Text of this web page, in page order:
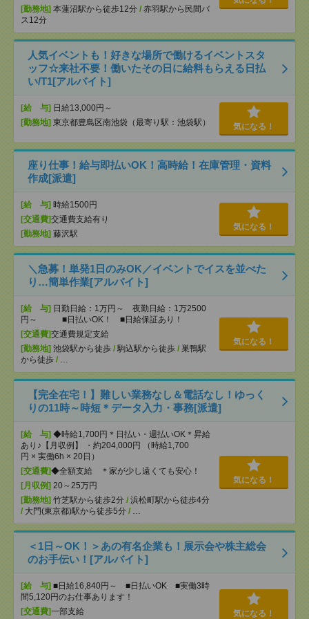
[勤務地] 本蓮沼駅から徒歩12分 / 赤羽駅から民間バ
ス12分
人気イベントも！好きな場所で働けるイベントスタ
ッフ☆来社不要！働いたその日に給料もらえる日払
い/T1[アルバイト]
[給 与] 日給13,000円～
[勤務地] 東京都豊島区南池袋（最寄り駅：池袋駅） 気になる！
座り仕事！給与即払いOK！高時給！在庫管理・資料
作成[派遣]
[給 与] 時給1500円
[交通費]交通費支給有り
[勤務地] 藤沢駅
気になる！
＼急募！単発1日のみOK／イベントでイスを並べた
り…簡単作業[アルバイト]
[給 与] 日勤日給：1万円～ 夜勤日給：1万2500
円～ ■日払いOK！ ■日給保証あり！
[交通費]交通費規定支給
[勤務地] 池袋駅から徒歩 / 駒込駅から徒歩 / 巣鴨駅
から徒歩 / …
気になる！
【完全在宅！】難しい業務なし＆電話なし！ゆっく
りの11時～時短＊データ入力・事務[派遣]
[給 与] ◆時給1,700円＊日払い・週払いOK＊昇給
あり♪【月収例】 ・約204,000円 （時給1,700
円 × 実働6h × 20日）
[交通費]◆全額支給 ＊家が少し遠くても安心！
[月収例] 20～25万円
[勤務地] 竹芝駅から徒歩2分 / 浜松町駅から徒歩4分
/ 大門(東京都)駅から徒歩5分 / …
気になる！
＜1日～OK！＞あの有名企業も！展示会や株主総会
のお手伝い！[アルバイト]
[給 与] ■日給16,840円～ ■日払いOK ■実働3時
間5,120円のお仕事あります！
[交通費]一部支給
気になる！